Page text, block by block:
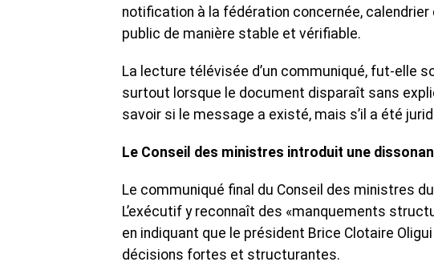
notification à la fédération concernée, calendrier
public de manière stable et vérifiable.
La lecture télévisée d’un communiqué, fut-elle
surtout lorsque le document disparaît sans
savoir si le message a existé, mais s’il a été
Le Conseil des ministres introduit une
Le communiqué final du Conseil des ministres
L’exécutif y reconnaît des «manquements
en indiquant que le président Brice Clotaire
décisions fortes et structurantes.